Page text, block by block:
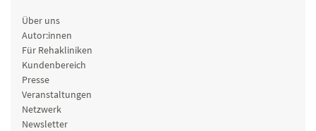
Über uns
Autor:innen
Für Rehakliniken
Kundenbereich
Presse
Veranstaltungen
Netzwerk
Newsletter